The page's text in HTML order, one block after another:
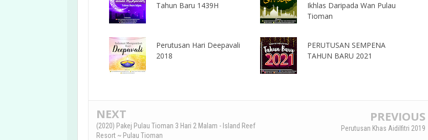
Tahun Baru 1439H
Ikhlas Daripada Wan Pulau
Tioman
Perutusan Hari Deepavali
2018
PERUTUSAN SEMPENA
TAHUN BARU 2021
NEXT
(2020) Pakej Pulau Tioman 3 Hari 2 Malam - Island Reef
Resort ~ Pulau Tioman
PREVIOUS
Perutusan Khas Aidilfitri 2019